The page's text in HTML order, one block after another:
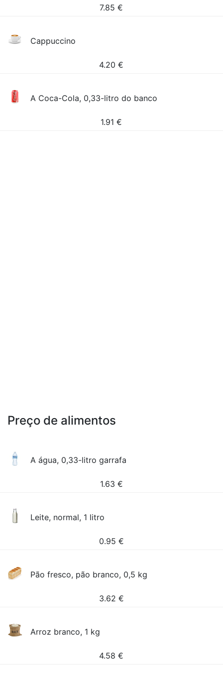
7.85 €
Cappuccino
4.20 €
A Coca-Cola, 0,33-litro do banco
1.91 €
Preço de alimentos
A água, 0,33-litro garrafa
1.63 €
Leite, normal, 1 litro
0.95 €
Pão fresco, pão branco, 0,5 kg
3.62 €
Arroz branco, 1 kg
4.58 €